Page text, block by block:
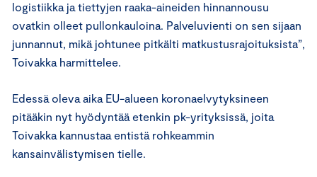
logistiikka ja tiettyjen raaka-aineiden hinnannousu
ovatkin olleet pullonkauloina. Palveluvienti on sen sijaan
junnannut, mikä johtunee pitkälti matkustusrajoituksista”,
Toivakka harmittelee.
Edessä oleva aika EU-alueen koronaelvytyksineen
pitääkin nyt hyödyntää etenkin pk-yrityksissä, joita
Toivakka kannustaa entistä rohkeammin
kansainvälistymisen tielle.